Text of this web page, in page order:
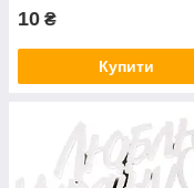
10 ₴
Купити